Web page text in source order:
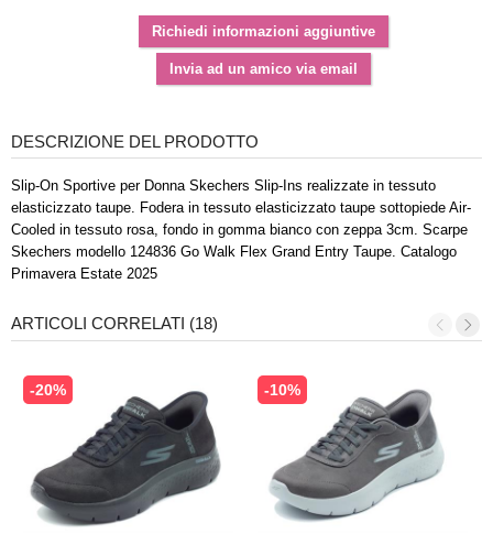
DESCRIZIONE DEL PRODOTTO
Slip-On Sportive per Donna Skechers Slip-Ins realizzate in tessuto
elasticizzato taupe. Fodera in tessuto elasticizzato taupe sottopiede Air-
Cooled in tessuto rosa, fondo in gomma bianco con zeppa 3cm. Scarpe
Skechers modello 124836 Go Walk Flex Grand Entry Taupe. Catalogo
Primavera Estate 2025
ARTICOLI CORRELATI (18)
-20% -10%